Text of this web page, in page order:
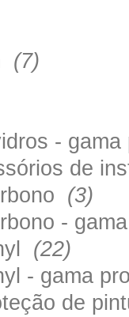
(7)
-
de
(3)
-
(22)
- gama
de